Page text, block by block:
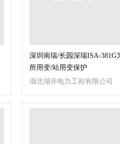
深圳南瑞/长园深瑞ISA-381G
所用变/站用变保护
湖北湖开电力工程有限公司